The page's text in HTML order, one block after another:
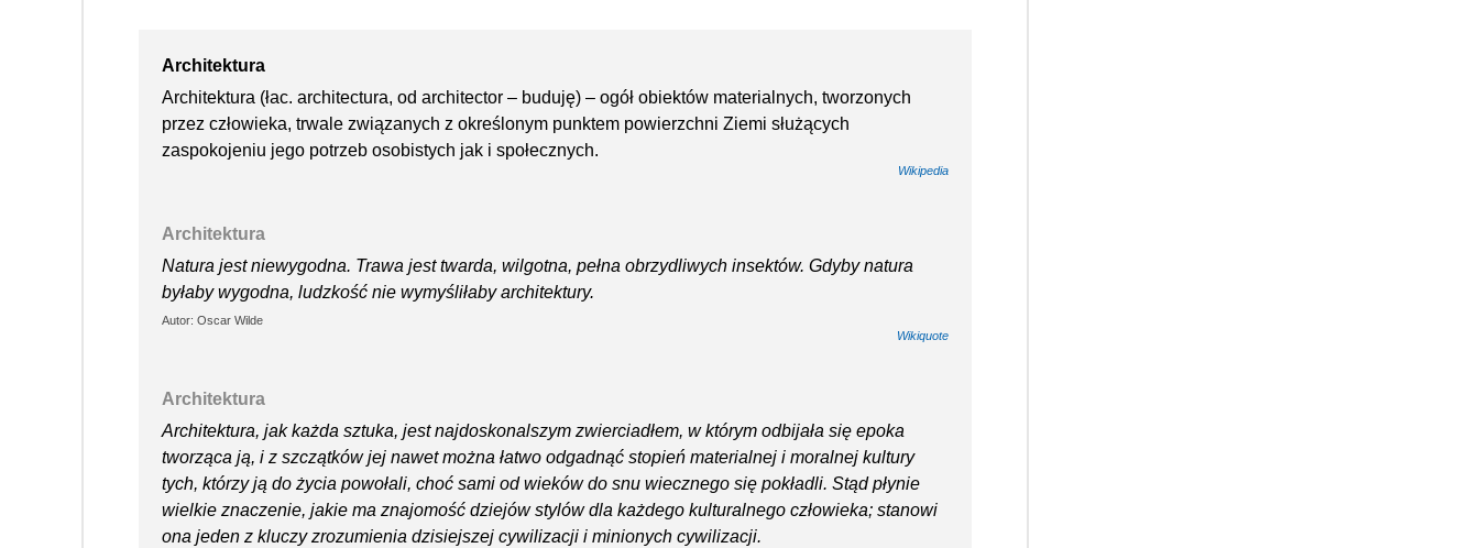
Architektura
Architektura (łac. architectura, od architector – buduję) – ogół obiektów materialnych, tworzonych
przez człowieka, trwale związanych z określonym punktem powierzchni Ziemi służących
zaspokojeniu jego potrzeb osobistych jak i społecznych.
Wikipedia
Architektura
Natura jest niewygodna. Trawa jest twarda, wilgotna, pełna obrzydliwych insektów. Gdyby natura
byłaby wygodna, ludzkość nie wymyśliłaby architektury.
Autor: Oscar Wilde
Wikiquote
Architektura
Architektura, jak każda sztuka, jest najdoskonalszym zwierciadłem, w którym odbijała się epoka
tworząca ją, i z szczątków jej nawet można łatwo odgadnąć stopień materialnej i moralnej kultury
tych, którzy ją do życia powołali, choć sami od wieków do snu wiecznego się pokładli. Stąd płynie
wielkie znaczenie, jakie ma znajomość dziejów stylów dla każdego kulturalnego człowieka; stanowi
ona jeden z kluczy zrozumienia dzisiejszej cywilizacji i minionych cywilizacji.